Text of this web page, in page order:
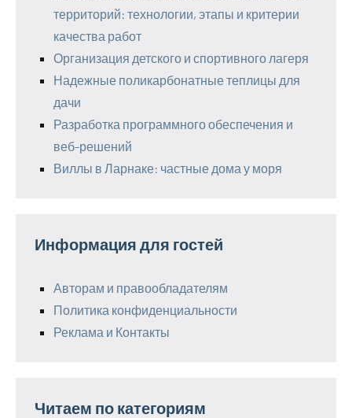
территорий: технологии, этапы и критерии
качества работ
Организация детского и спортивного лагеря
Надежные поликарбонатные теплицы для
дачи
Разработка программного обеспечения и
веб-решений
Виллы в Ларнаке: частные дома у моря
Информация для гостей
Авторам и правообладателям
Политика конфиденциальности
Реклама и Контакты
Читаем по категориям